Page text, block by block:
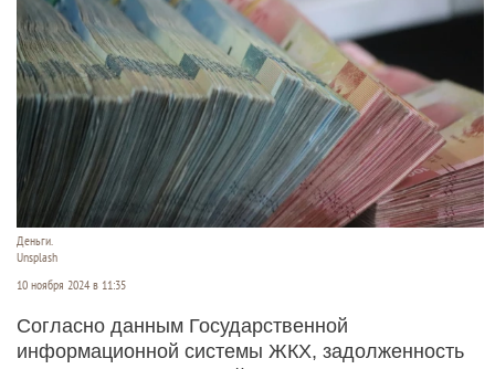
Деньги.
Unsplash
10 ноября 2024 в 11:35
Согласно данным Государственной
информационной системы ЖКХ, задолженность